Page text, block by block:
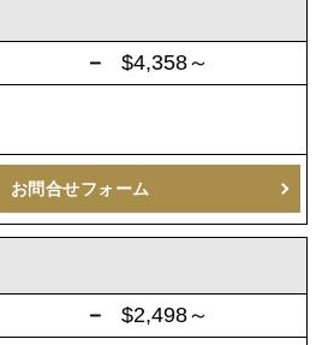
－ $4,358～
お問合せフォーム
－ $2,498～